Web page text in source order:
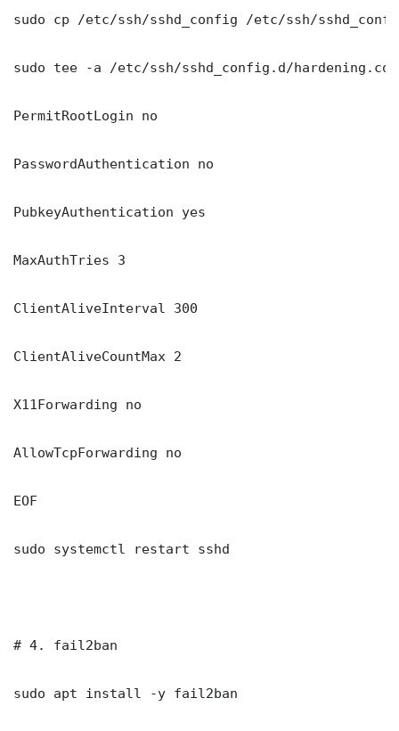
sudo cp /etc/ssh/sshd_config /etc/ssh/
sudo tee -a /etc/ssh/sshd_config.d/
PermitRootLogin no
PasswordAuthentication no
PubkeyAuthentication yes
MaxAuthTries 3
ClientAliveInterval 300
ClientAliveCountMax 2
X11Forwarding no
AllowTcpForwarding no
EOF
sudo systemctl restart sshd
# 4. fail2ban
sudo apt install -y fail2ban